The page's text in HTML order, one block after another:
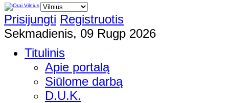
Prisijungti Registruotis
Sekmadienis, 09 Rugp 2026
Titulinis
Apie portalą
Siūlome darbą
D.U.K.